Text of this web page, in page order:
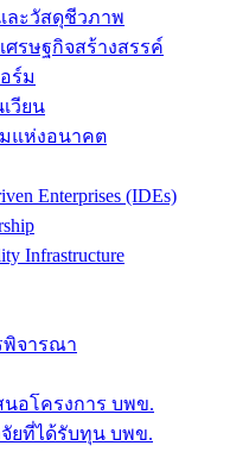
ละวัสดุชีวภาพ
ศรษฐกิจสร้างสรรค์
ร์ม
วียน
แห่งอนาคต
Enterprises (IDEs)
Infrastructure
จารณา
อโครงการ บพข.
ยที่ได้รับทุน บพข.